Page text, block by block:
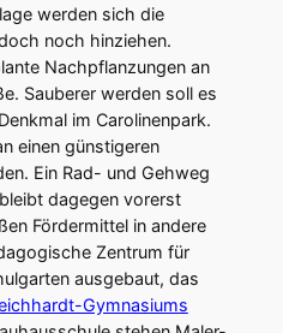
werden sich die
noch hinziehen.
Nachpflanzungen an
Sauberer werden soll es
im Carolinenpark.
einen günstigeren
Ein Rad- und Gehweg
dagegen vorerst
Fördermittel in andere
Zentrum für
ausgebaut, das
Gymnasiums